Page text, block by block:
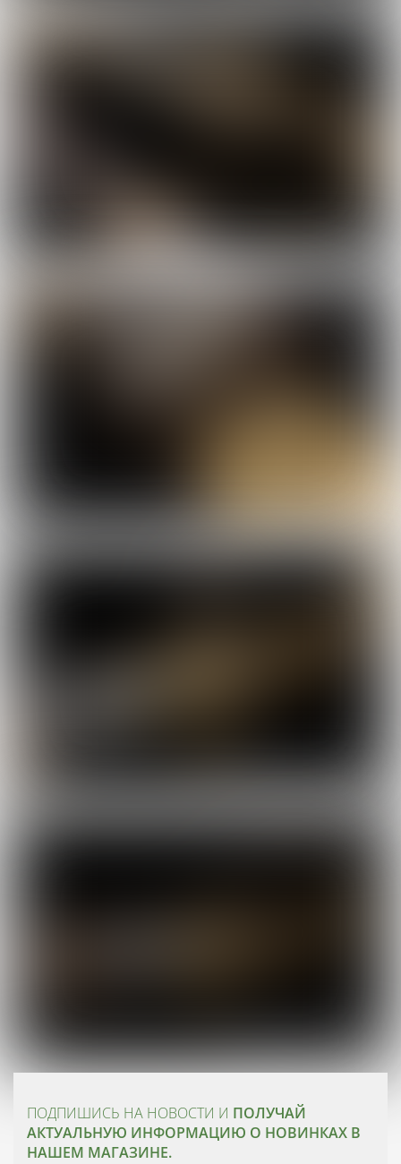
ПОДПИШИСЬ НА НОВОСТИ И ПОЛУЧАЙ
АКТУАЛЬНУЮ ИНФОРМАЦИЮ О НОВИНКАХ В
НАШЕМ МАГАЗИНЕ.